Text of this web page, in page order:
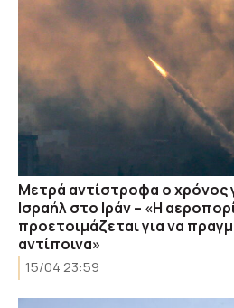
Μετρά αντίστροφα ο χρόνος
Ισραήλ στο Ιράν – «Η
προετοιμάζεται για να
αντίποινα»
15/04 23:59